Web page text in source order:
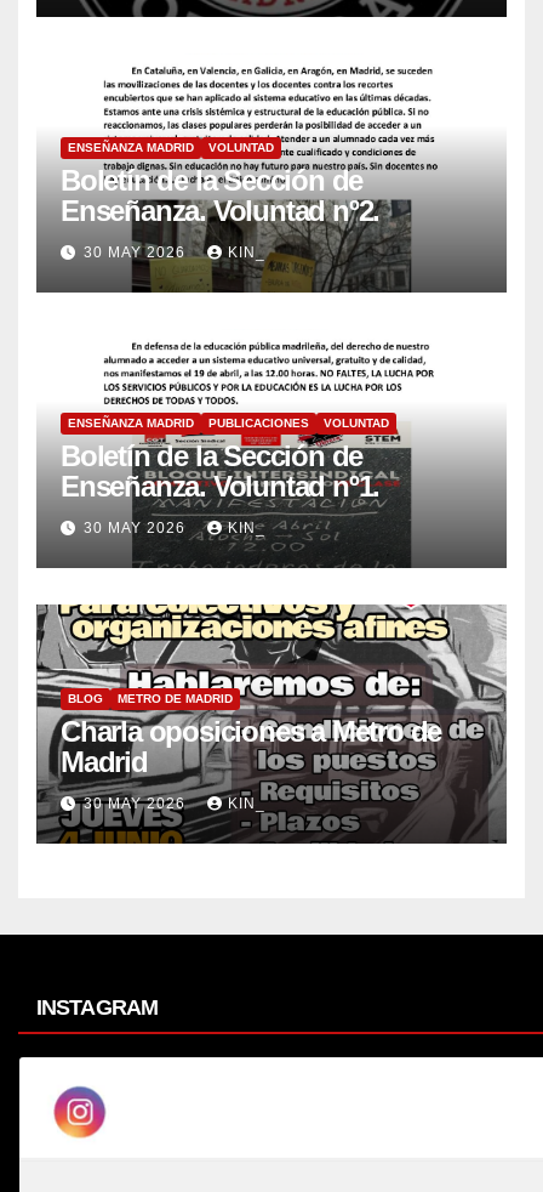
ENSEÑANZA MADRID VOLUNTAD
Boletín de la Sección de
Enseñanza. Voluntad nº2.
30 MAY 2026 KIN_
ENSEÑANZA MADRID PUBLICACIONES VOLUNTAD
Boletín de la Sección de
Enseñanza. Voluntad nº1.
30 MAY 2026 KIN_
BLOG METRO DE MADRID
Charla oposiciones a Metro de
Madrid
30 MAY 2026 KIN_
INSTAGRAM